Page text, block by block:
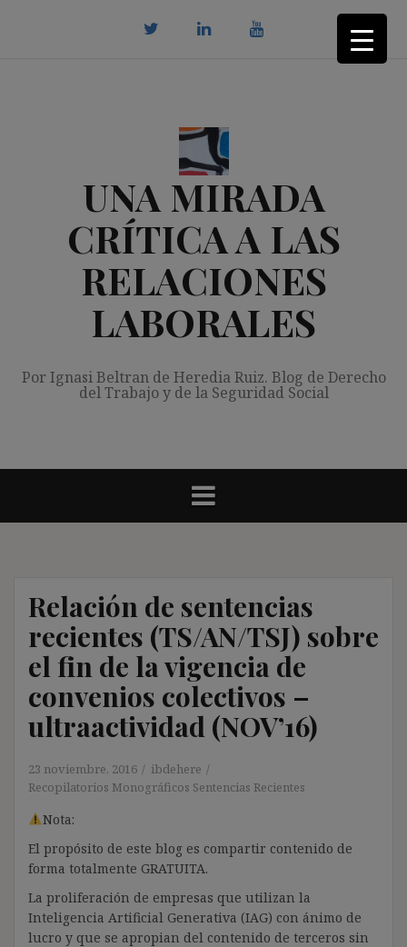
UNA MIRADA
CRÍTICA A LAS
RELACIONES
LABORALES
Por Ignasi Beltran de Heredia Ruiz. Blog de Derecho
del Trabajo y de la Seguridad Social
Relación de sentencias
recientes (TS/AN/TSJ) sobre
el fin de la vigencia de
convenios colectivos –
ultraactividad (NOV’16)
23 noviembre, 2016
ibdehere
Recopilatorios Monográficos Sentencias Recientes
Nota:
El propósito de este blog es compartir contenido de
forma totalmente GRATUITA.
La proliferación de empresas que utilizan la
Inteligencia Artificial Generativa (IAG) con ánimo de
lucro y que se apropian del contenido de terceros sin